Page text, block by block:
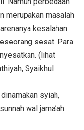
Namun perbedaan
merupakan masalah
kesalahan
sesat. Para
(lihat
Syaikhul
syiah,
wal jama’ah.